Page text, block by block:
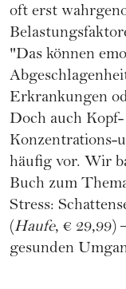
oft erst
"Das können
Erkrankungen
Doch auch
Konzentrations-
häufig vor. Wir
Buch zum
Stress:
(Haufe, € 29,99)
gesunden